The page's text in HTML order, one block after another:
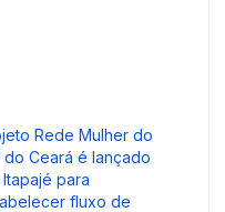
Rede Mulher do
do Ceará é lançado
Itapajé para
fluxo de